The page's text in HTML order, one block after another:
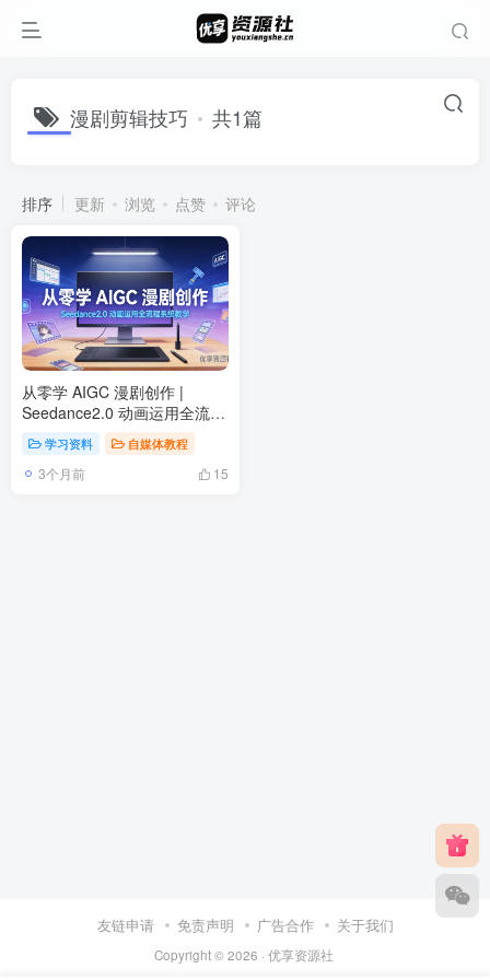
漫剧剪辑技巧 共1篇
排序 更新 浏览 点赞 评论
从零学 AIGC 漫剧创作 |
Seedance2.0 动画运用全流程
学习资料 自媒体教程
3个月前 15
友链申请 免责声明 广告合作 关于我们
Copyright © 2026 · 优享资源社